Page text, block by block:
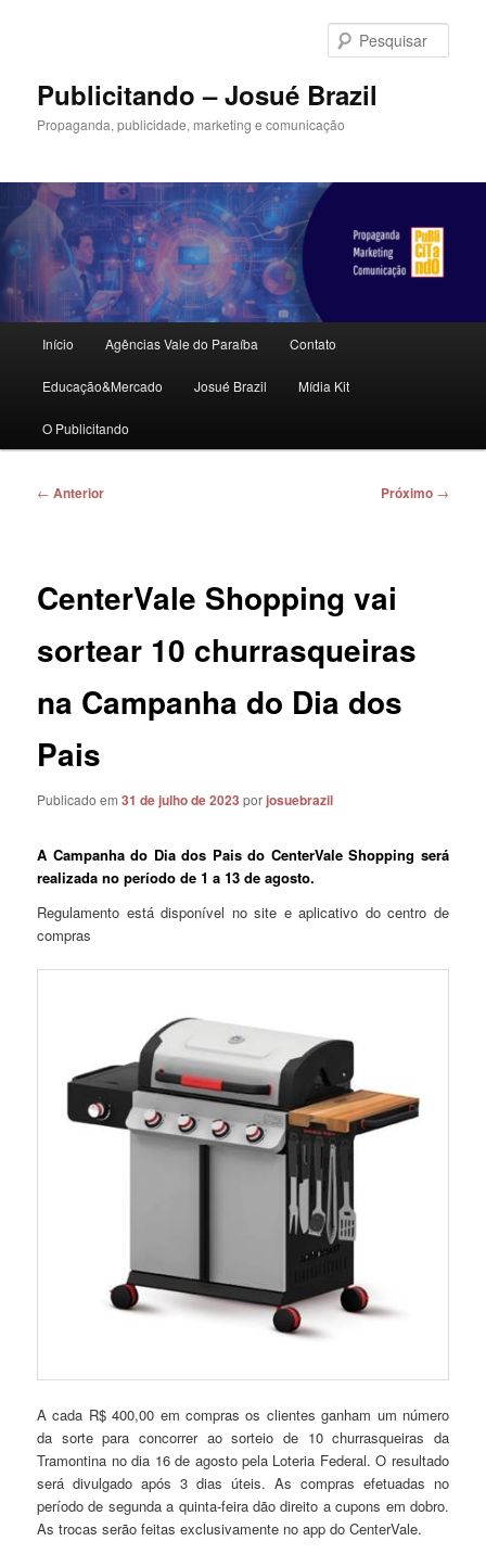
principalPublicitando – Josué Brazil
Propaganda, publicidade, marketing e comunicação
principal
Início Agências Vale do Paraíba Contato
Educação&Mercado Josué Brazil Mídia Kit
O Publicitando
Navegação
← Anterior Próximo →
CenterVale Shopping vai
sortear 10 churrasqueiras
na Campanha do Dia dos
Pais
Publicado em31 de julho de 2023 porjosuebrazil
A Campanha do Dia dos Pais do CenterVale Shopping será
realizada no período de 1 a 13 de agosto.
Regulamento está disponível no site e aplicativo do centro de
compras
A cada R$ 400,00 em compras os clientes ganham um número
da sorte para concorrer ao sorteio de 10 churrasqueiras da
Tramontina no dia 16 de agosto pela Loteria Federal. O resultado
será divulgado após 3 dias úteis. As compras efetuadas no
período de segunda a quinta-feira dão direito a cupons em dobro.
As trocas serão feitas exclusivamente no app do CenterVale.